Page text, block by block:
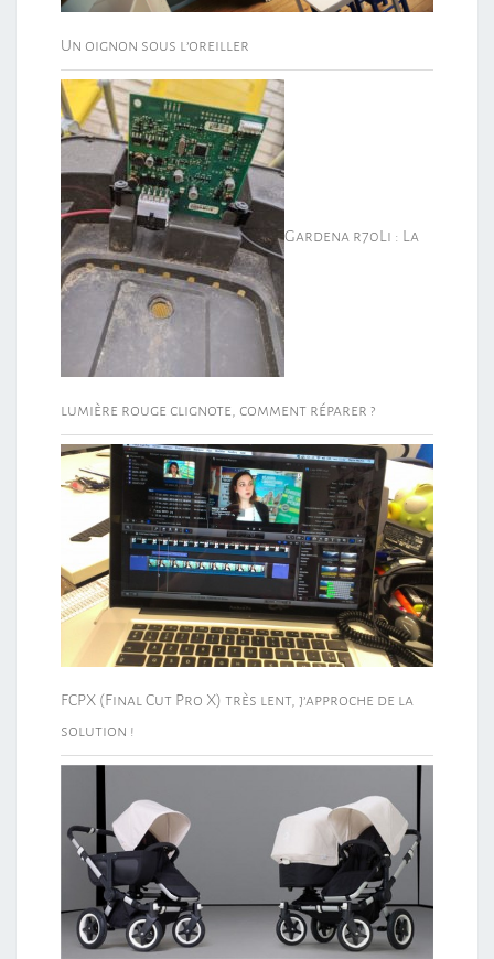
Un oignon sous l’oreiller
Gardena r70Li : La
lumière rouge clignote, comment réparer ?
FCPX (Final Cut Pro X) très lent, j’approche de la
solution !